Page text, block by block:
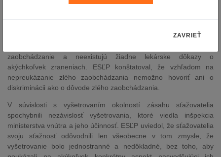
viacerých svedkov z komunity, zasahujúci policajti nepokoje
prijaté nejaké obmedzujúce opatrenia a neexistuje o nich ani
zaobchádzanie a neexistujú žiadne lekárske dôkazy o
akýchkoľvek zraneniach. ESĽP konštatoval, že vzhľadom na
nepreukázanie zlého zaobchádzania nemožno hovoriť ani o
diskriminácii ako o dôvode zlého zaobchádzania.
V súvislosti s vyšetrovaním okolností zásahu sťažovatelia
spochybnili nezávislosť vyšetrovania, ktoré viedla inšpekcia
ministerstva vnútra a jeho účinnosť. ESĽP uviedol, že sťažovatelia
svoju sťažnosť odôvodnili len všeobecne v tom zmysle, že
vyšetrovanie bolo jednostranné a nedôkladné, bez toho, aby
ZAVRIEŤ